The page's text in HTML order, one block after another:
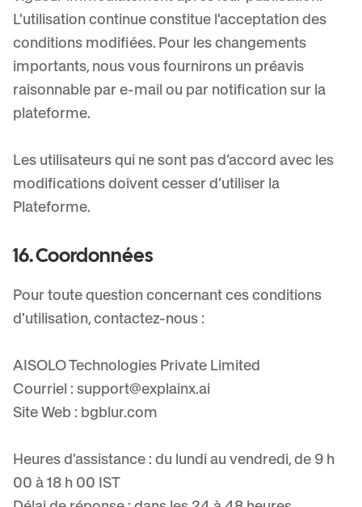
L'utilisation continue constitue l'acceptation des
conditions modifiées. Pour les changements
importants, nous vous fournirons un préavis
raisonnable par e-mail ou par notification sur la
plateforme.
Les utilisateurs qui ne sont pas d’accord avec les
modifications doivent cesser d’utiliser la
Plateforme.
16. Coordonnées
Pour toute question concernant ces conditions
d'utilisation, contactez-nous :
AISOLO Technologies Private Limited
Courriel : support@explainx.ai
Site Web : bgblur.com
Heures d'assistance : du lundi au vendredi, de 9 h
00 à 18 h 00 IST